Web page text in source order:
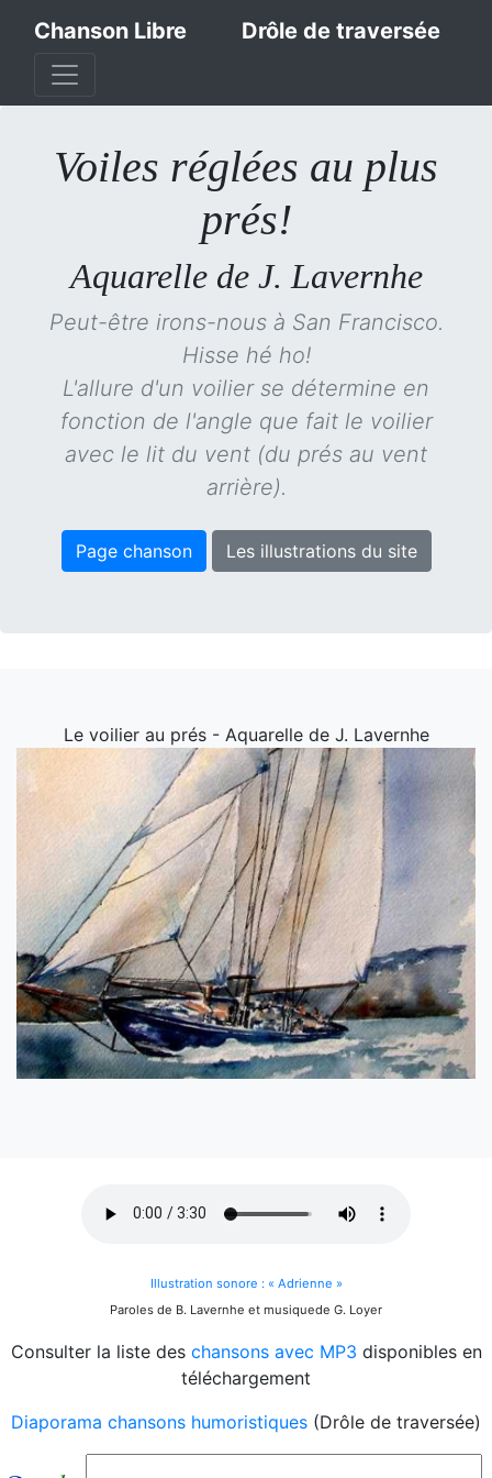
Chanson Libre Drôle de traversée
Voiles réglées au plus
prés!
Aquarelle de J. Lavernhe
Peut-être irons-nous à San Francisco.
Hisse hé ho!
L'allure d'un voilier se détermine en
fonction de l'angle que fait le voilier
avec le lit du vent (du prés au vent
arrière).
Page chanson Les illustrations du site
Le voilier au prés - Aquarelle de J. Lavernhe
Illustration sonore : « Adrienne »
Paroles de B. Lavernhe et musiquede G. Loyer
Consulter la liste des chansons avec MP3 disponibles en
téléchargement
Diaporama chansons humoristiques (Drôle de traversée)